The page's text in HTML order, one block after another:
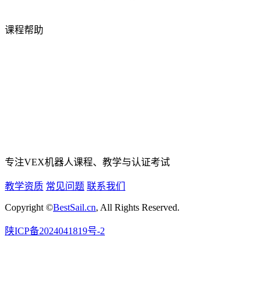
课程帮助
专注VEX机器人课程、教学与认证考试
教学资质 常见问题 联系我们
Copyright ©BestSail.cn, All Rights Reserved.
陕ICP备2024041819号-2